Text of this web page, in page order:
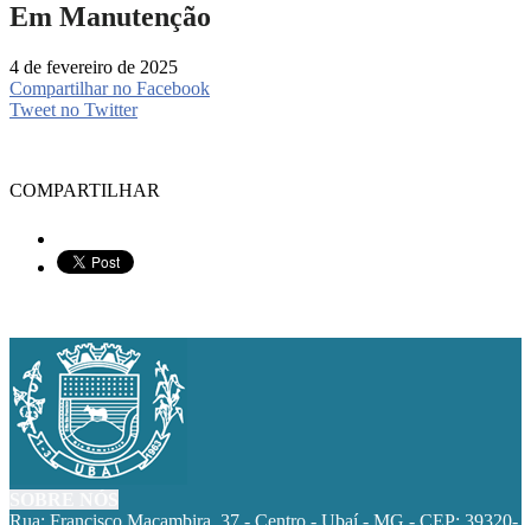
Em Manutenção
4 de fevereiro de 2025
Compartilhar no Facebook
Tweet no Twitter
COMPARTILHAR
Rua: Francisco Macambira, 37 - Centro - Ubaí - MG - CEP: 39320-